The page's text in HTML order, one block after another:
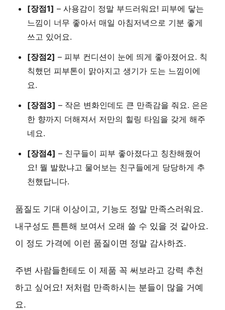
[장점1] – 사용감이 정말 부드러워요! 피부에 닿는
느낌이 너무 좋아서 매일 아침저녁으로 기분 좋게
쓰고 있어요.
[장점2] – 피부 컨디션이 눈에 띄게 좋아졌어요. 칙
칙했던 피부톤이 맑아지고 생기가 도는 느낌이에
요.
[장점3] – 작은 변화인데도 큰 만족감을 줘요. 은은
한 향까지 더해져서 저만의 힐링 타임을 갖게 해주
네요.
[장점4] – 친구들이 피부 좋아졌다고 칭찬해줬어
요! 뭘 발랐냐고 물어보는 친구들에게 당당하게 추
천했답니다.
품질도 기대 이상이고, 기능도 정말 만족스러워요.
내구성도 튼튼해 보여서 오래 쓸 수 있을 것 같아요.
이 정도 가격에 이런 품질이면 정말 감사하죠.
주변 사람들한테도 이 제품 꼭 써보라고 강력 추천
하고 싶어요! 저처럼 만족하시는 분들이 많을 거예
요.